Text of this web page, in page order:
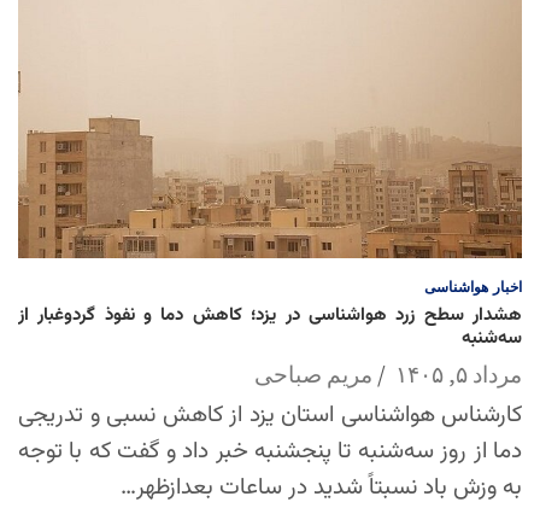
اخبار هواشناسی
هشدار سطح زرد هواشناسی در یزد؛ کاهش دما و نفوذ گردوغبار از
سه‌شنبه
مرداد ۵, ۱۴۰۵ مریم صباحی
کارشناس هواشناسی استان یزد از کاهش نسبی و تدریجی
دما از روز سه‌شنبه تا پنجشنبه خبر داد و گفت که با توجه
به وزش باد نسبتاً شدید در ساعات بعدازظهر…